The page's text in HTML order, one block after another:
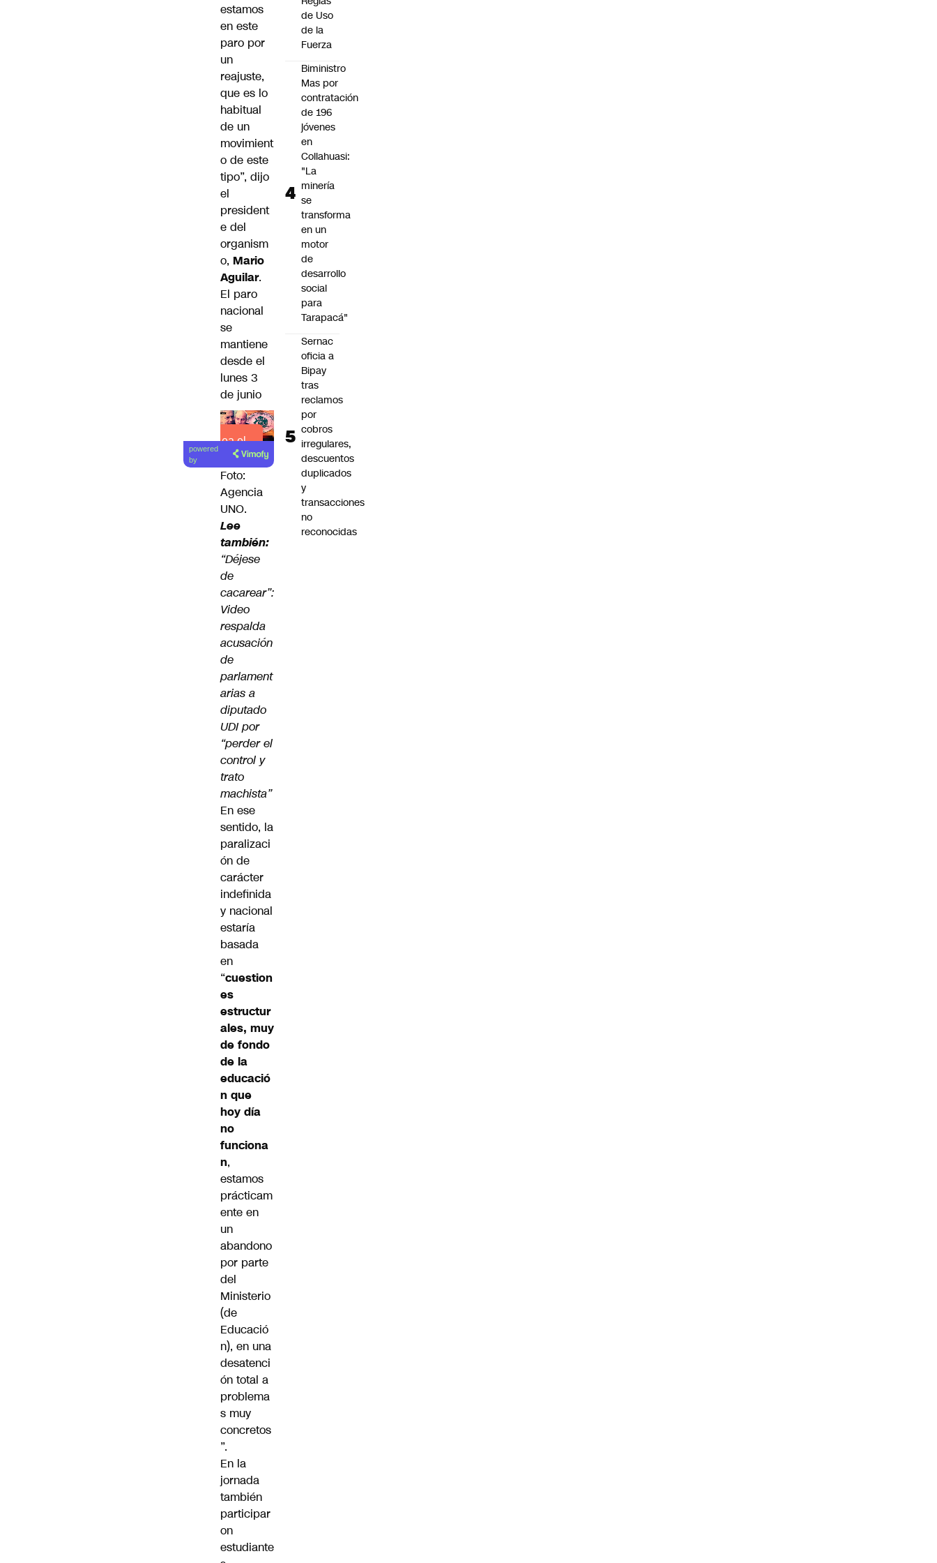
estamos
en este
paro por
un
reajuste,
que es lo
habitual
de un
movimient
o de este
tipo”, dijo
el
president
e del
organism
o, Mario
Aguilar.
El paro
nacional
se
mantiene
desde el
lunes 3
de junio
Lea el
artículo
powered
by
Foto:
Agencia
UNO.
Lee
también:
“Déjese
de
cacarear”:
Video
respalda
acusación
de
parlament
arias a
diputado
UDI por
“perder el
control y
trato
machista”
En ese
sentido, la
paralizaci
ón de
carácter
indefinida
y nacional
estaría
basada
en
“cuestion
es
estructur
ales, muy
de fondo
de la
educació
n que
hoy día
no
funciona
n,
estamos
prácticam
ente en
un
abandono
por parte
del
Ministerio
(de
Educació
n), en una
desatenci
ón total a
problema
s muy
concretos
”.
En la
jornada
también
participar
on
estudiante
de Uso
de la
Fuerza
Biministro
Mas por
contratación
de 196
jóvenes
en
Collahuasi:
"La
minería
se
transforma
en un
motor
de
desarrollo
social
para
Tarapacá"
Sernac
oficia a
Bipay
tras
reclamos
por
cobros
irregulares,
descuentos
duplicados
y
transacciones
no
reconocidas